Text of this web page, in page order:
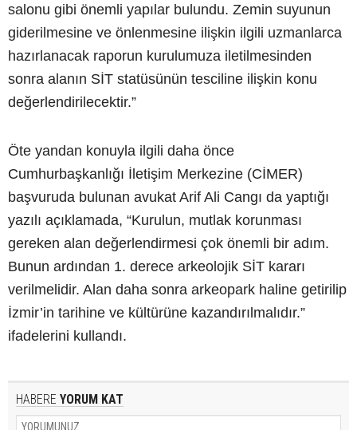
salonu gibi önemli yapılar bulundu. Zemin suyunun
giderilmesine ve önlenmesine ilişkin ilgili uzmanlarca
hazırlanacak raporun kurulumuza iletilmesinden
sonra alanın SİT statüsünün tesciline ilişkin konu
değerlendirilecektir.”
Öte yandan konuyla ilgili daha önce
Cumhurbaşkanlığı İletişim Merkezine (CİMER)
başvuruda bulunan avukat Arif Ali Cangı da yaptığı
yazılı açıklamada, “Kurulun, mutlak korunması
gereken alan değerlendirmesi çok önemli bir adım.
Bunun ardından 1. derece arkeolojik SİT kararı
verilmelidir. Alan daha sonra arkeopark haline getirilip
İzmir’in tarihine ve kültürüne kazandırılmalıdır.”
ifadelerini kullandı.
HABERE YORUM KAT